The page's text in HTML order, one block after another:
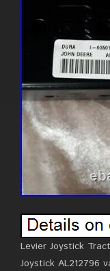
Levier Joystick
Joystick AL212796